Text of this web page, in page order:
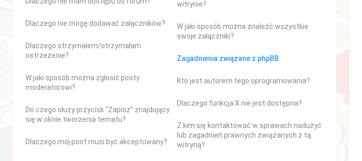
Dlaczego nie mogę dodawać załączników?
Dlaczego otrzymałem/otrzymałam
ostrzeżenie?
W jaki sposób można zgłosić posty
moderatorowi?
Do czego służy przycisk “Zapisz” znajdujący
się w oknie tworzenia tematu?
Dlaczego mój post musi być akceptowany?
witrynie?
W jaki sposób można znaleźć wszystkie
swoje załączniki?
Zagadnienia związane z phpBB
Kto jest autorem tego oprogramowania?
Dlaczego funkcja X nie jest dostępna?
Z kim się kontaktować w sprawach nadużyć
lub zagadnień prawnych związanych z tą
witryną?